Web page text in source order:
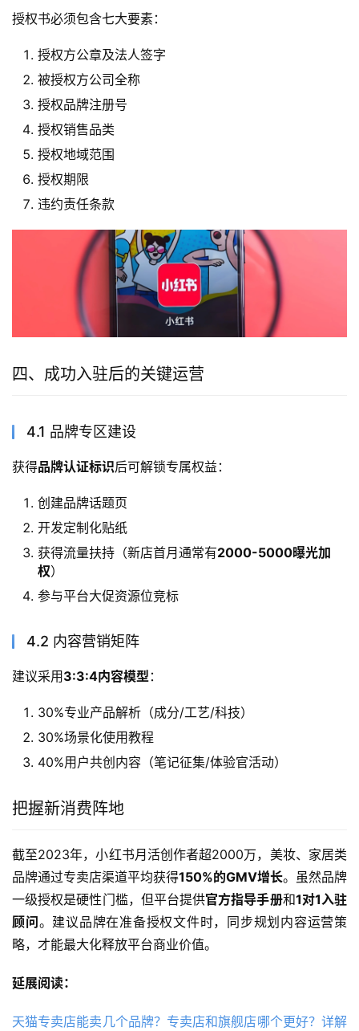
授权书必须包含七大要素：
授权方公章及法人签字
被授权方公司全称
授权品牌注册号
授权销售品类
授权地域范围
授权期限
违约责任条款
四、成功入驻后的关键运营
4.1 品牌专区建设
获得品牌认证标识后可解锁专属权益：
创建品牌话题页
开发定制化贴纸
获得流量扶持（新店首月通常有2000-5000曝光加
权）
参与平台大促资源位竞标
4.2 内容营销矩阵
建议采用 3:3:4内容模型：
30%专业产品解析（成分/工艺/科技）
30%场景化使用教程
40%用户共创内容（笔记征集/体验官活动）
把握新消费阵地
截至2023年，小红书月活创作者超2000万，美妆、家居类
品牌通过专卖店渠道平均获得150%的GMV增长。虽然品牌
一级授权是硬性门槛，但平台提供官方指导手册和1对1入驻
顾问 。建议品牌在准备授权文件时，同步规划内容运营策
略，才能最大化释放平台商业价值。
延展阅读：
天猫专卖店能卖几个品牌？专卖店和旗舰店哪个更好？详解